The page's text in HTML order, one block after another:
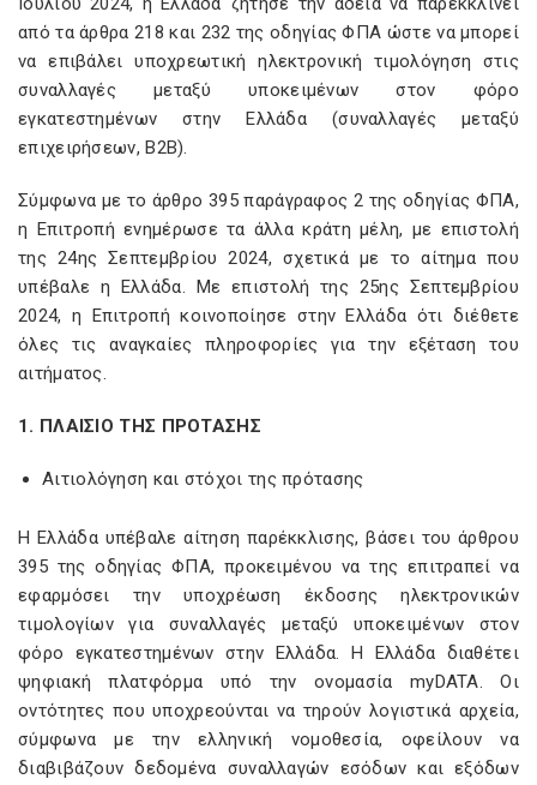
από τα άρθρα 218 και 232 της οδηγίας ΦΠΑ ώστε να μπορεί
να επιβάλει υποχρεωτική ηλεκτρονική τιμολόγηση στις
συναλλαγές μεταξύ υποκειμένων στον φόρο
εγκατεστημένων στην Ελλάδα (συναλλαγές μεταξύ
επιχειρήσεων, B2B).
Σύμφωνα με το άρθρο 395 παράγραφος 2 της οδηγίας ΦΠΑ,
η Επιτροπή ενημέρωσε τα άλλα κράτη μέλη, με επιστολή
της 24ης Σεπτεμβρίου 2024, σχετικά με το αίτημα που
υπέβαλε η Ελλάδα. Με επιστολή της 25ης Σεπτεμβρίου
2024, η Επιτροπή κοινοποίησε στην Ελλάδα ότι διέθετε
όλες τις αναγκαίες πληροφορίες για την εξέταση του
αιτήματος.
1. ΠΛΑΙΣΙΟ ΤΗΣ ΠΡΟΤΑΣΗΣ
Αιτιολόγηση και στόχοι της πρότασης
Η Ελλάδα υπέβαλε αίτηση παρέκκλισης, βάσει του άρθρου
395 της οδηγίας ΦΠΑ, προκειμένου να της επιτραπεί να
εφαρμόσει την υποχρέωση έκδοσης ηλεκτρονικών
τιμολογίων για συναλλαγές μεταξύ υποκειμένων στον
φόρο εγκατεστημένων στην Ελλάδα. Η Ελλάδα διαθέτει
ψηφιακή πλατφόρμα υπό την ονομασία myDATA. Οι
οντότητες που υποχρεούνται να τηρούν λογιστικά αρχεία,
σύμφωνα με την ελληνική νομοθεσία, οφείλουν να
διαβιβάζουν δεδομένα συναλλαγών εσόδων και εξόδων